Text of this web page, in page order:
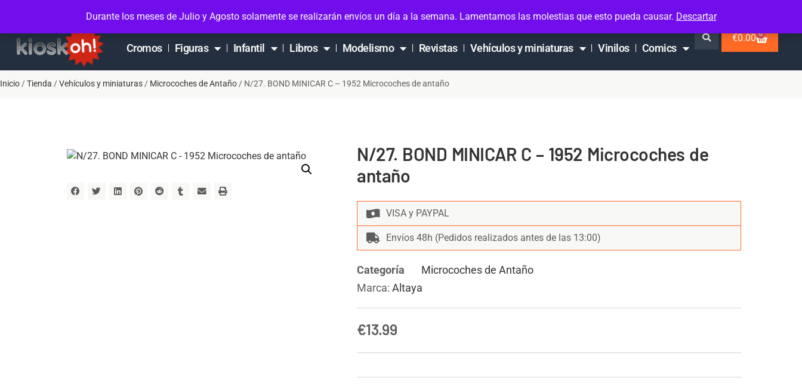
Durante los meses de Julio y Agosto solamente se realizarán envíos un día a la semana. Lamentamos las molestias que esto pueda causar. Descartar
Soporte en Whatsapp ContactoMi cuenta
Cromos Figuras Infantil Libros Modelismo Revistas Vehículos y miniaturas Vinilos Comics
€0.00 0
Inicio /Tienda /Vehículos y miniaturas / Microcoches de Antaño / N/27. BOND MINICAR C – 1952 Microcoches de antaño
N/27. BOND MINICAR C – 1952 Microcoches de
antaño
VISA y PAYPAL
Envíos 48h (Pedidos realizados antes de las 13:00)
Categoría
Microcoches de Antaño
Marca: Altaya
€13.99